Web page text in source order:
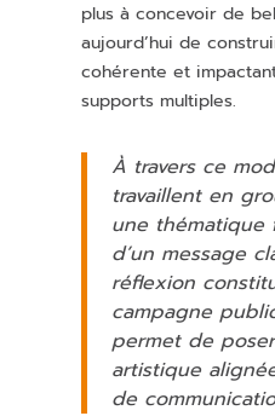
plus à concevoir de
aujourd’hui de
cohérente et
supports multiples.
À travers ce
travaillent en
une thématique
d’un message
réflexion
campagne
permet de
artistique
de